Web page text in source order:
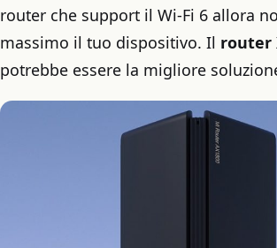
router che support il Wi-Fi 6 allora
massimo il tuo dispositivo. Il router
potrebbe essere la migliore